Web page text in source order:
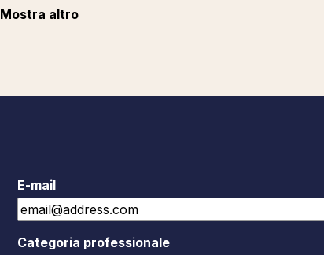
Mostra altro
E-mail
Categoria professionale